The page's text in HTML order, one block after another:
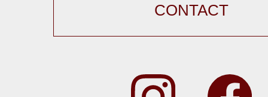
CONTACT